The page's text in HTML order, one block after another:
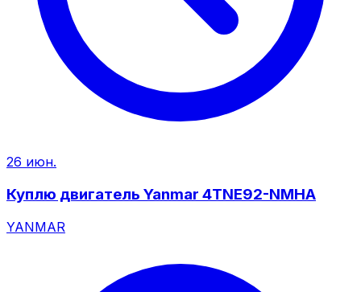
26 июн.
Куплю двигатель Yanmar 4TNE92-NMHA
YANMAR